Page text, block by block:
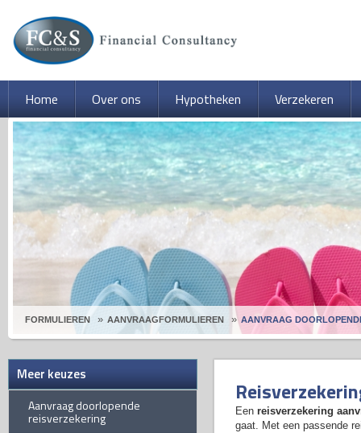
FORMULIEREN AANVRAAGFORMULIEREN AANVRAAG
Home Over ons Hypotheken Verzekeren
Meer keuzes
Aanvraag doorlopende
reisverzekering
Een reisverzekering
gaat. Met een passende